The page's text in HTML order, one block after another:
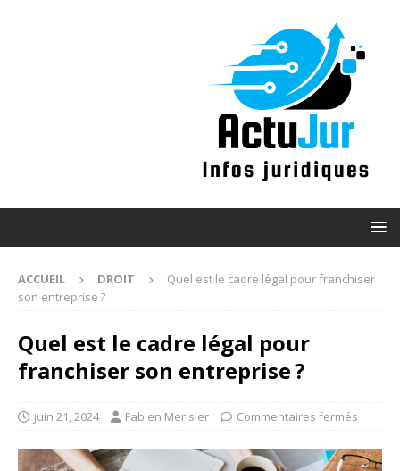
ACCUEIL DROIT
Quel est le cadre légal pour franchiser
son entreprise ?
Quel est le cadre légal pour
franchiser son entreprise ?
juin 21, 2024 Fabien Merisier Commentaires fermés